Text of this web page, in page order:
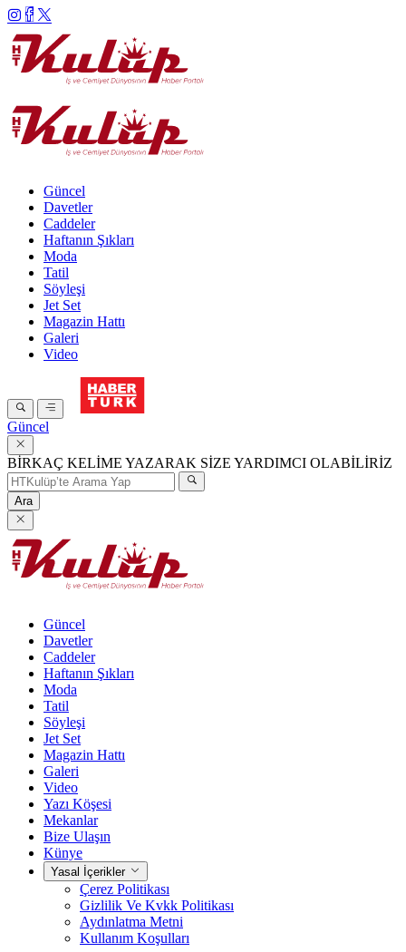
Güncel
Davetler
Caddeler
Haftanın Şıkları
Moda
Tatil
Söyleşi
Jet Set
Magazin Hattı
Galeri
Video
Güncel
BİRKAÇ KELİME YAZARAK SİZE YARDIMCI OLABİLİRİZ
Ara
Güncel
Davetler
Caddeler
Haftanın Şıkları
Moda
Tatil
Söyleşi
Jet Set
Magazin Hattı
Galeri
Video
Yazı Köşesi
Mekanlar
Bize Ulaşın
Künye
Yasal İçerikler
Çerez Politikası
Gizlilik Ve Kvkk Politikası
Aydınlatma Metni
Kullanım Koşulları